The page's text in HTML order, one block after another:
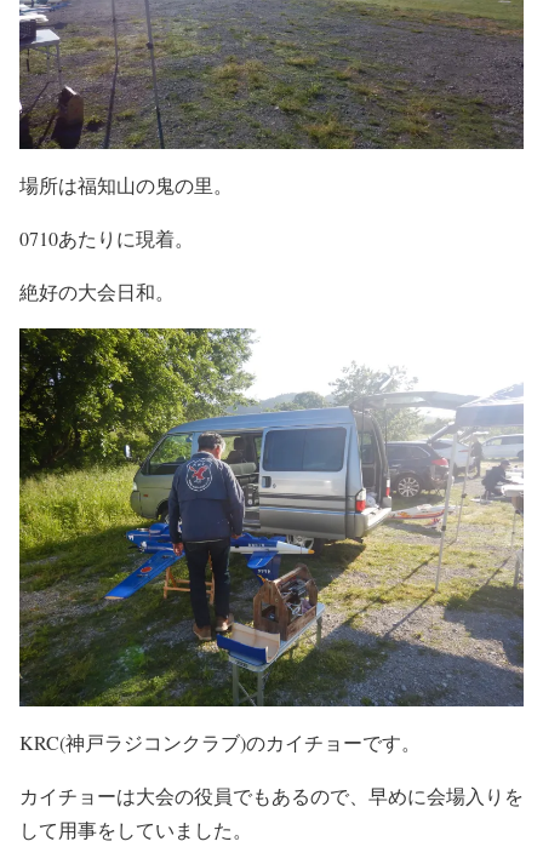
場所は福知山の鬼の里。
0710あたりに現着。
絶好の大会日和。
KRC(神戸ラジコンクラブ)のカイチョーです。
カイチョーは大会の役員でもあるので、早めに会場入りを
して用事をしていました。